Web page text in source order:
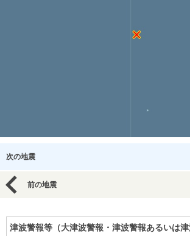
次の地震
前の地震
津波警報等（大津波警報・津波警報あるいは